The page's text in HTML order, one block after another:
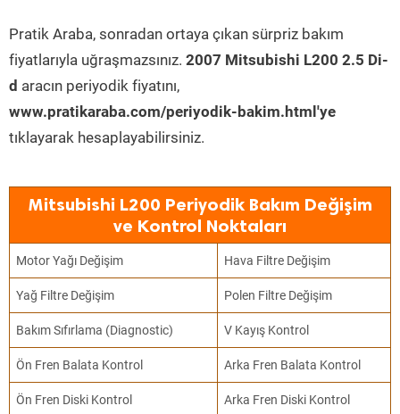
Pratik Araba, sonradan ortaya çıkan sürpriz bakım
fiyatlarıyla uğraşmazsınız. 2007 Mitsubishi L200 2.5 Di-
d aracın periyodik fiyatını,
www.pratikaraba.com/periyodik-bakim.html'ye
tıklayarak hesaplayabilirsiniz.
Mitsubishi L200 Periyodik Bakım Değişim
ve Kontrol Noktaları
Motor Yağı Değişim Hava Filtre Değişim
Yağ Filtre Değişim Polen Filtre Değişim
Bakım Sıfırlama (Diagnostic) V Kayış Kontrol
Ön Fren Balata Kontrol Arka Fren Balata Kontrol
Ön Fren Diski Kontrol Arka Fren Diski Kontrol